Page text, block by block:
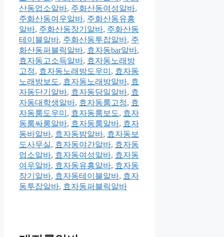
산동업소알바, 주화산동여성알바,
주화산동여우알바, 주화산동유흥
알바, 주화산동장기알바, 주화산동
테이블알바, 주화산동투잡알바, 주
화산동퍼블릭알바, 효자동bar알바,
효자동고소득알바, 효자동노래방
고정, 효자동노래방도우미 , 효자동
노래방보도, 효자동노래방알바, 효
자동단기알바, 효자동당일알바, 효
자동대학생알바, 효자동룸고정, 효
자동룸도우미 , 효자동룸보도, 효자
동룸싸롱알바, 효자동룸알바, 효자
동바알바, 효자동밤알바, 효자동보
도사무실, 효자동야간알바, 효자동
업소알바, 효자동여성알바, 효자동
여우알바, 효자동유흥알바, 효자동
장기알바, 효자동테이블알바, 효자
동투잡알바, 효자동퍼블릭알바